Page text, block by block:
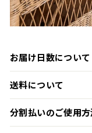
お届け日数について
送料について
分割払いのご使用方